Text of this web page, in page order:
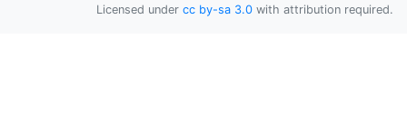
Licensed under cc by-sa 3.0 with attribution required.